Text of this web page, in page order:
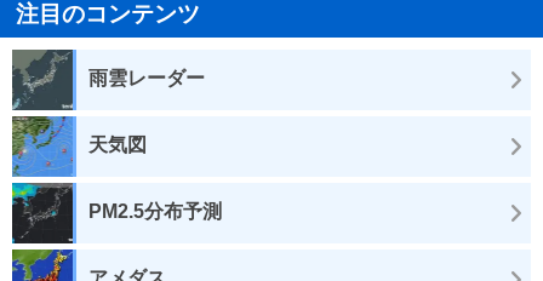
注目のコンテンツ
雨雲レーダー
天気図
PM2.5分布予測